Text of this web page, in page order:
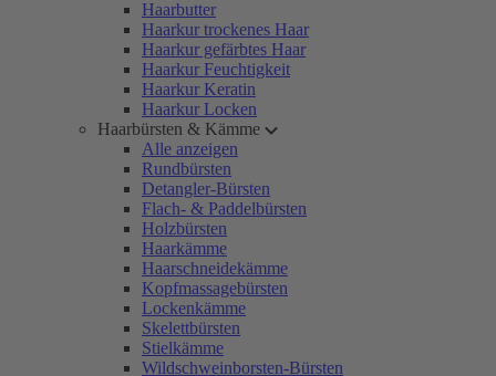
Haarbutter
Haarkur trockenes Haar
Haarkur gefärbtes Haar
Haarkur Feuchtigkeit
Haarkur Keratin
Haarkur Locken
Haarbürsten & Kämme
Alle anzeigen
Rundbürsten
Detangler-Bürsten
Flach- & Paddelbürsten
Holzbürsten
Haarkämme
Haarschneidekämme
Kopfmassagebürsten
Lockenkämme
Skelettbürsten
Stielkämme
Wildschweinborsten-Bürsten